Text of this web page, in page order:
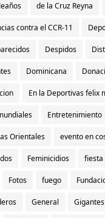
de la Cruz Reyna
contra el CCR-11
Despidos
Dominicana
En la Deportivas felix
Entretenimiento
Orientales evento en
Feminicidios fiesta
Fotos fuego
General